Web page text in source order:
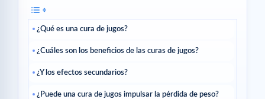
¿Qué es una cura de jugos?
¿Cuáles son los beneficios de las curas de jugos?
¿Y los efectos secundarios?
¿Puede una cura de jugos impulsar la pérdida de peso?